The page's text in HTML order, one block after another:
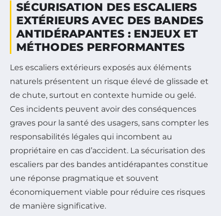
SÉCURISATION DES ESCALIERS
EXTÉRIEURS AVEC DES BANDES
ANTIDÉRAPANTES : ENJEUX ET
MÉTHODES PERFORMANTES
Les escaliers extérieurs exposés aux éléments
naturels présentent un risque élevé de glissade et
de chute, surtout en contexte humide ou gelé.
Ces incidents peuvent avoir des conséquences
graves pour la santé des usagers, sans compter les
responsabilités légales qui incombent au
propriétaire en cas d’accident. La sécurisation des
escaliers par des bandes antidérapantes constitue
une réponse pragmatique et souvent
économiquement viable pour réduire ces risques
de manière significative.